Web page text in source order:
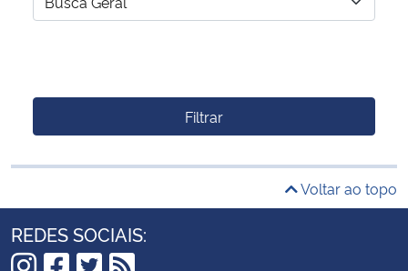
Filtrar
Voltar ao topo
REDES SOCIAIS: